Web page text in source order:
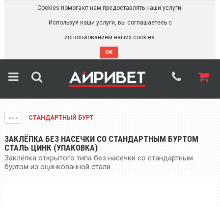
Cookies помогают нам предоставлять наши услуги.
Используя наши услуги, вы соглашаетесь с
использованием наших cookies.
OK
СТАНДАРТНЫЙ БУРТ
ЗАКЛЁПКА БЕЗ НАСЕЧКИ СО СТАНДАРТНЫМ БУРТОМ
СТАЛЬ ЦИНК (УПАКОВКА)
Заклёпка открытого типа без насечки со стандартным
буртом из оцинкованной стали